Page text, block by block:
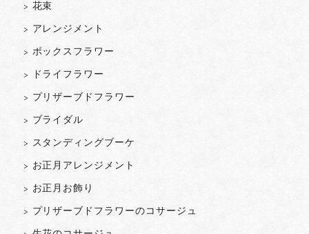
> 花束
> アレンジメント
> ボックスフラワー
> ドライフラワー
> プリザーブドフラワー
> ブライダル
> スタンディングブーケ
> お正月アレンジメント
> お正月お飾り
> プリザーブドフラワーのコサージュ